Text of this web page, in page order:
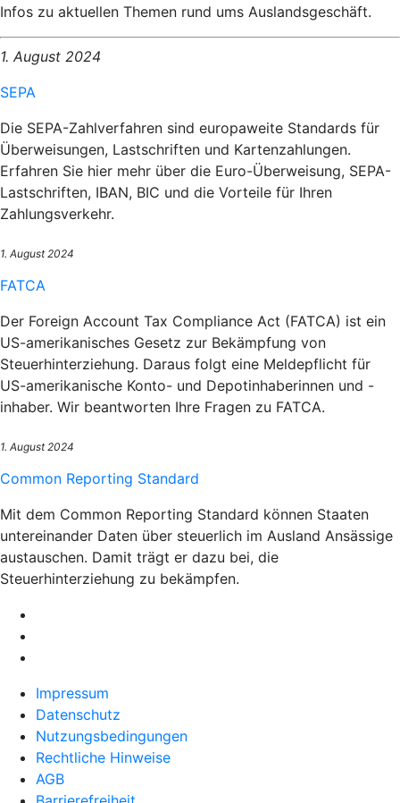
Infos zu aktuellen Themen rund ums Auslandsgeschäft.
1. August 2024
SEPA
Die SEPA-Zahlverfahren sind europaweite Standards für
Überweisungen, Lastschriften und Kartenzahlungen.
Erfahren Sie hier mehr über die Euro-Überweisung, SEPA-
Lastschriften, IBAN, BIC und die Vorteile für Ihren
Zahlungsverkehr.
1. August 2024
FATCA
Der Foreign Account Tax Compliance Act (FATCA) ist ein
US-amerikanisches Gesetz zur Bekämpfung von
Steuerhinterziehung. Daraus folgt eine Meldepflicht für
US-amerikanische Konto- und Depotinhaberinnen und -
inhaber. Wir beantworten Ihre Fragen zu FATCA.
1. August 2024
Common Reporting Standard
Mit dem Common Reporting Standard können Staaten
untereinander Daten über steuerlich im Ausland Ansässige
austauschen. Damit trägt er dazu bei, die
Steuerhinterziehung zu bekämpfen.
Impressum
Datenschutz
Nutzungsbedingungen
Rechtliche Hinweise
AGB